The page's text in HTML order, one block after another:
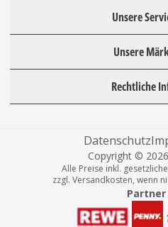
Unsere
Unsere
Rechtliche
Datenschutz
Copyright ©
Alle Preise inkl.
zzgl. Versandkosten, wenn
Partner